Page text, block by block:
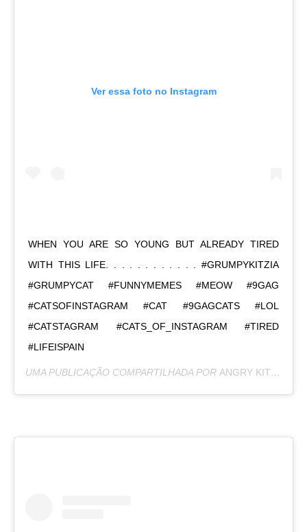
Ver essa foto no Instagram
WHEN YOU ARE SO YOUNG BUT ALREADY TIRED
WITH THIS LIFE. . . . . . . . . . . . #GRUMPYKITZIA
#GRUMPYCAT #FUNNYMEMES #MEOW #9GAG
#CATSOFINSTAGRAM #CAT #9GAGCATS #LOL
#CATSTAGRAM #CATS_OF_INSTAGRAM #TIRED
#LIFEISPAIN
UMA PUBLICAÇÃO COMPARTILHADA POR ANGRY KITZIA